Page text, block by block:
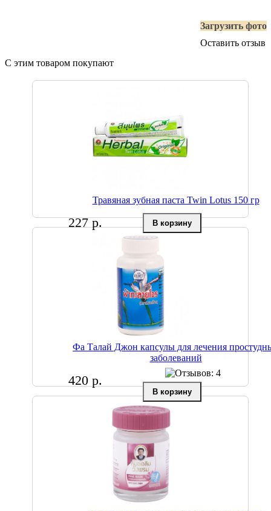
Загрузить фото
Оставить отзыв
С этим товаром покупают
Травяная зубная паста Twin Lotus 150 гр
227 р.
Фа Талай Джон капсулы для лечения
заболеваний
420 р.